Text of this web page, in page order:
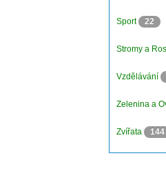
Sport 22
Stromy a
Vzdělávání
Zelenina a
Zvířata 144